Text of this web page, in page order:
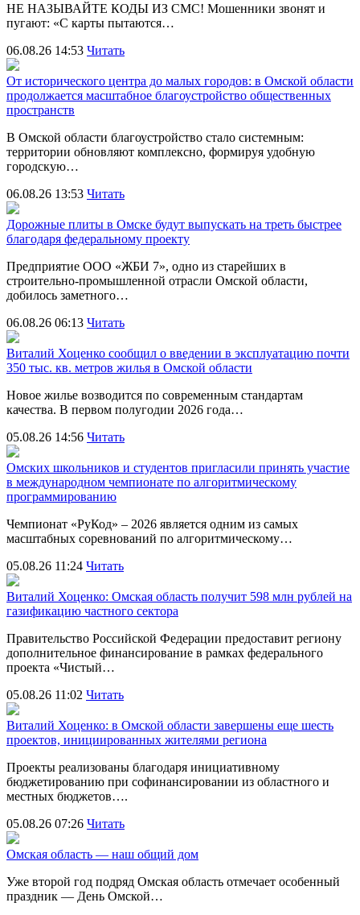
НЕ НАЗЫВАЙТЕ КОДЫ ИЗ СМС! Мошенники звонят и
пугают: «С карты пытаются…
06.08.26 14:53 Читать
От исторического центра до малых городов: в Омской области
продолжается масштабное благоустройство общественных
пространств
В Омской области благоустройство стало системным:
территории обновляют комплексно, формируя удобную
городскую…
06.08.26 13:53 Читать
Дорожные плиты в Омске будут выпускать на треть быстрее
благодаря федеральному проекту
Предприятие ООО «ЖБИ 7», одно из старейших в
строительно‑промышленной отрасли Омской области,
добилось заметного…
06.08.26 06:13 Читать
Виталий Хоценко сообщил о введении в эксплуатацию почти
350 тыс. кв. метров жилья в Омской области
Новое жилье возводится по современным стандартам
качества. В первом полугодии 2026 года…
05.08.26 14:56 Читать
Омских школьников и студентов пригласили принять участие
в международном чемпионате по алгоритмическому
программированию
Чемпионат «РуКод» – 2026 является одним из самых
масштабных соревнований по алгоритмическому…
05.08.26 11:24 Читать
Виталий Хоценко: Омская область получит 598 млн рублей на
газификацию частного сектора
Правительство Российской Федерации предоставит региону
дополнительное финансирование в рамках федерального
проекта «Чистый…
05.08.26 11:02 Читать
Виталий Хоценко: в Омской области завершены еще шесть
проектов, инициированных жителями региона
Проекты реализованы благодаря инициативному
бюджетированию при софинансировании из областного и
местных бюджетов….
05.08.26 07:26 Читать
Омская область — наш общий дом
Уже второй год подряд Омская область отмечает особенный
праздник — День Омской…